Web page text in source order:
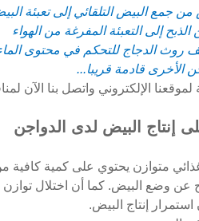
الإلكتروني واتصل بنا الآن
إنتاج البيض لدى الدواجن
متوازن يحتوي على كمية كافية
عن وضع البيض. كما أن اختلال
إنتاج البيض.